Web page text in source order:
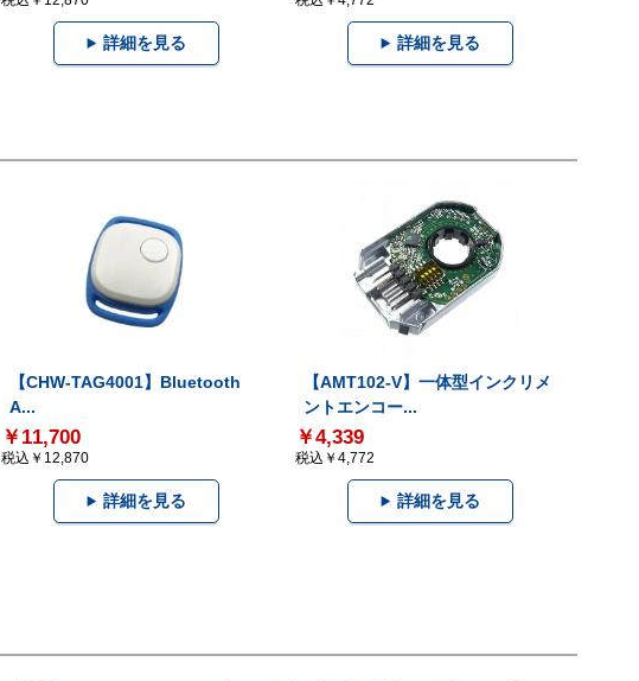
詳細を見る 詳細を見る
【CHW-TAG4001】Bluetooth
A...
￥11,700
税込￥12,870
詳細を見る
【AMT102-V】一体型インクリメ
ントエンコー...
￥4,339
税込￥4,772
詳細を見る